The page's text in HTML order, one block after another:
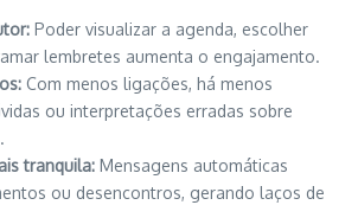
Poder visualizar a agenda, escolher
lembretes aumenta o engajamento.
Com menos ligações, há menos
ou interpretações erradas sobre
tranquila: Mensagens automáticas
ou desencontros, gerando laços de